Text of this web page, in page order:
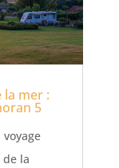
la mer :
5
voyage
la